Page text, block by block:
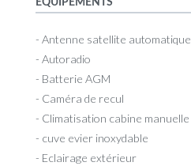
- Antenne satellite automatique
- Autoradio
- Batterie AGM
- Caméra de recul
- Climatisation cabine manuelle
- cuve evier inoxydable
- Eclairage extérieur